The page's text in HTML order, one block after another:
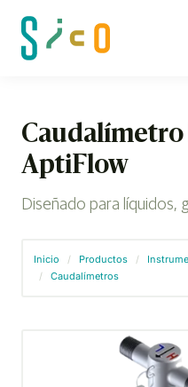
AptiFlow
Diseñado para líquidos,
Inicio / Productos /
/
Caudalímetros